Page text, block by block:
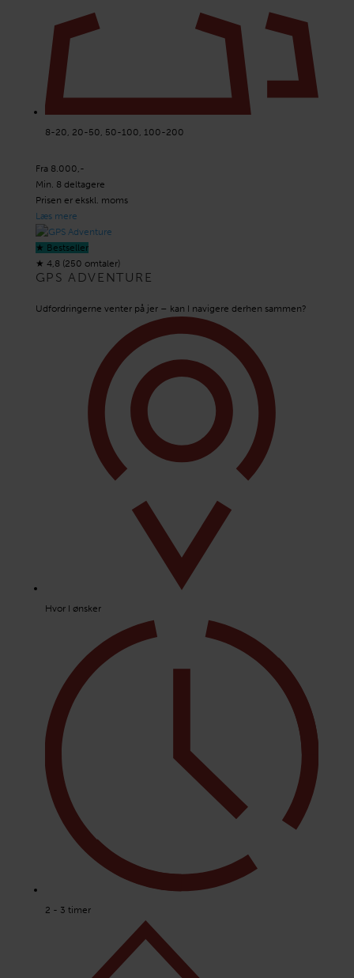
8-20, 20-50, 50-100, 100-200
Fra 8.000,-
Min. 8 deltagere
Prisen er ekskl. moms
Læs mere
★ Bestseller
★ 4,8 (250 omtaler)
GPS ADVENTURE
Udfordringerne venter på jer – kan I navigere derhen sammen?
Hvor I ønsker
2 - 3 timer